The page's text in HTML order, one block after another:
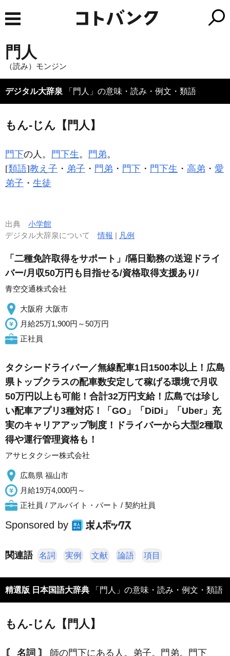
門人
（読み）モンジン
デジタル大辞泉 「門人」の意味・読み・例文・類語
もん‐じん【門人】
門下の人。 門下生。 門弟。
[類語]教え子 ・ 弟子 ・ 門弟 ・ 門下 ・ 門下生 ・ 高弟 ・ 愛
弟子 ・ 生徒
出典 小学館
デジタル大辞泉について情報 | 凡例
「二種免許取得をサポート」/隔日勤務の送迎ドライ
バー/月収50万円も目指せる/資格取得支援あり/
青空交通株式会社
大阪府 大阪市
月給25万1,900円～50万円
正社員
タクシードライバー／無線配車1日1500本以上！広島
県トップクラスの配車数安定して稼げる環境で月収
50万円以上も可能！合計32万円支給！広島では珍し
い配車アプリ3種対応！「GO」「DiDi」「Uber」充
実のキャリアアップ制度！ドライバーから大型2種取
得や運行管理資格も！
アサヒタクシー株式会社
広島県 福山市
月給19万4,000円～
正社員 / アルバイト・パート / 契約社員
Sponsored by
関連語 名詞 実例 文献 論語 項目
精選版 日本国語大辞典 「門人」の意味・読み・例文・類語
もん‐じん【門人】
〘 名詞 〙
師の門下にある人。弟子。門弟。門下